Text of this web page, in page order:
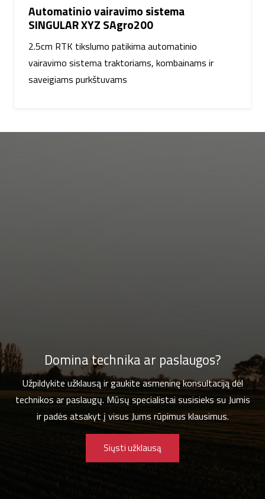
Automatinio vairavimo sistema
SINGULAR XYZ SAgro200
2.5cm RTK tikslumo patikima automatinio
vairavimo sistema traktoriams, kombainams ir
saveigiams purkštuvams
Domina technika ar paslaugos?
Užpildykite užklausą ir gaukite asmeninę konsultaciją dėl
technikos ar paslaugų. Mūsų specialistai susisieks su Jumis
ir padės atsakyt į visus Jums rūpimus klausimus.
Siųsti užklausą